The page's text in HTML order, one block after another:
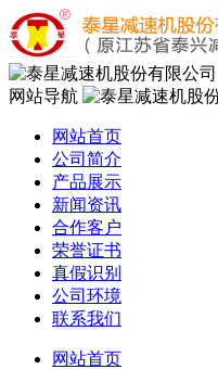
网站导航
网站首页
公司简介
产品展示
新闻资讯
合作客户
荣誉证书
真假识别
公司环境
联系我们
网站首页